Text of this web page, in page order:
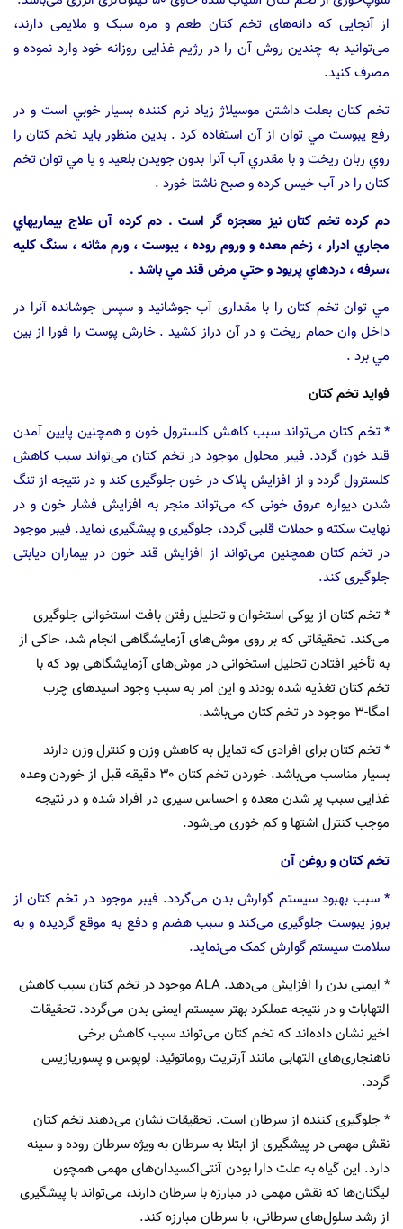
از آنجایی که دانه‌های تخم کتان طعم و مزه سبک و ملایمی دارند،
می‌توانید به چندین روش آن را در رژیم غذایی روزانه خود وارد نموده و
مصرف کنید.
تخم كتان بعلت داشتن موسيلاژ زياد نرم كننده بسيار خوبي است و در
رفع يبوست مي توان از آن استفاده كرد . بدين منظور بايد تخم كتان را
روي زبان ريخت و با مقدري آب آنرا بدون جويدن بلعيد و يا مي توان تخم
كتان را در آب خيس كرده و صبح ناشتا خورد .
دم كرده تخم كتان نيز معجزه گر است . دم كرده آن علاج بيماريهاي
مجاري ادرار ، زخم معده و وروم روده ، يبوست ، ورم مثانه ، سنگ كليه
،‌سرفه ، دردهاي پريود و حتي مرض قند مي باشد .
مي توان تخم كتان را با مقداری آب جوشانيد و سپس جوشانده آنرا در
داخل وان حمام ريخت و در آن دراز كشيد . خارش پوست را فورا از بين
مي برد .
فواید تخم کتان
* تخم کتان می‌تواند سبب کاهش کلسترول خون و همچنین پایین آمدن
قند خون گردد. فیبر محلول موجود در تخم کتان می‌تواند سبب کاهش
کلسترول گردد و از افزایش پلاک در خون جلوگیری کند و در نتیجه از تنگ
شدن دیواره عروق خونی که می‌تواند منجر به افزایش فشار خون و در
نهایت سکته و حملات قلبی گردد، جلوگیری و پیشگیری نماید. فیبر موجود
در تخم کتان همچنین می‌تواند از افزایش قند خون در بیماران دیابتی
جلوگیری کند.
* تخم کتان از پوکی استخوان و تحلیل رفتن بافت استخوانی جلوگیری
می‌کند. تحقیقاتی که بر روی موش‌های آزمایشگاهی انجام شد، حاکی از
به تأخیر افتادن تحلیل استخوانی در موش‌های آزمایشگاهی بود که با
تخم کتان تغذیه شده بودند و این امر به سبب وجود اسیدهای چرب
امگا-۳ موجود در تخم کتان می‌باشد.
* تخم کتان برای افرادی که تمایل به کاهش وزن و کنترل وزن دارند
بسیار مناسب می‌باشد. خوردن تخم کتان ۳۰ دقیقه قبل از خوردن وعده
غذایی سبب پر شدن معده و احساس سیری در افراد شده و در نتیجه
موجب کنترل اشتها و کم خوری می‌شود.
تخم کتان و روغن آن
* سبب بهبود سیستم گوارش بدن می‌گردد. فیبر موجود در تخم کتان از
بروز یبوست جلوگیری می‌کند و سبب هضم و دفع به موقع گردیده و به
سلامت سیستم گوارش کمک می‌نماید.
* ایمنی بدن را افزایش می‌دهد. ALA موجود در تخم کتان سبب کاهش
التهابات و در نتیجه عملکرد بهتر سیستم ایمنی بدن می‌گردد. تحقیقات
اخیر نشان داده‌اند که تخم کتان می‌تواند سبب کاهش برخی
ناهنجاری‌های التهابی مانند آرتریت روماتوئید، لوپوس و پسوریازیس
گردد.
* جلوگیری کننده از سرطان است. تحقیقات نشان می‌دهند تخم کتان
نقش مهمی در پیشگیری از ابتلا به سرطان به ویژه سرطان روده و سینه
دارد. این گیاه به علت دارا بودن آنتی‌اکسیدان‌های مهمی همچون
لیگنان‌ها که نقش مهمی در مبارزه با سرطان دارند، می‌تواند با پیشگیری
از رشد سلول‌های سرطانی، با سرطان مبارزه کند.